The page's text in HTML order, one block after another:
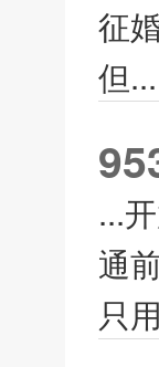
征
但...
...
通
只